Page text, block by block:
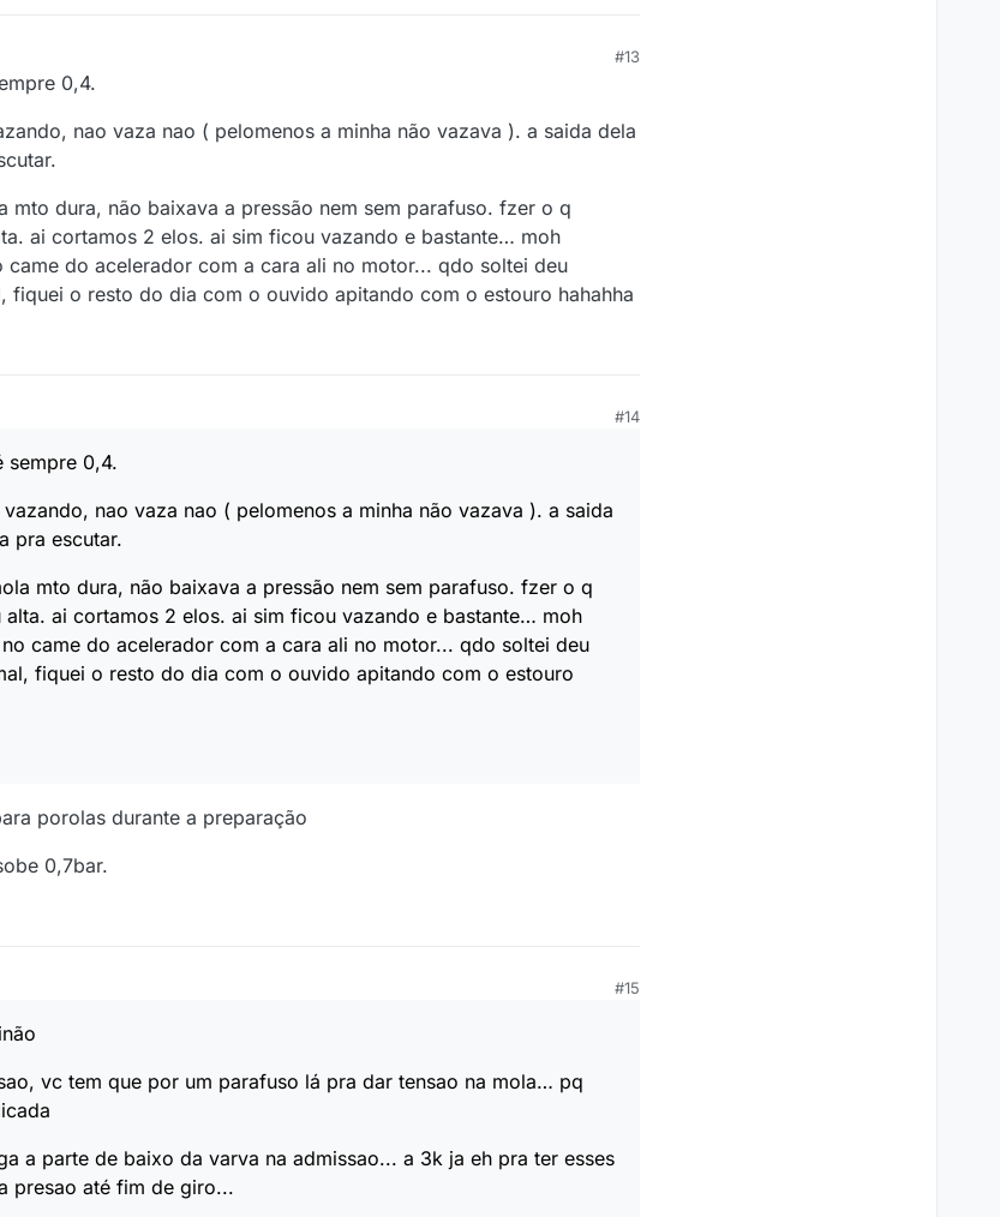
#13
0,4.
nao vaza nao ( pelomenos a minha não vazava ). a saida dela
mto dura, não baixava a pressão nem sem parafuso. fzer o q
ai cortamos 2 elos. ai sim ficou vazando e bastante… moh
do acelerador com a cara ali no motor... qdo soltei deu
fiquei o resto do dia com o ouvido apitando com o estouro hahahha
#14
sempre 0,4.
nao vaza nao ( pelomenos a minha não vazava ). a saida
pra escutar.
mto dura, não baixava a pressão nem sem parafuso. fzer o q
ai cortamos 2 elos. ai sim ficou vazando e bastante… moh
came do acelerador com a cara ali no motor... qdo soltei deu
fiquei o resto do dia com o ouvido apitando com o estouro
porolas durante a preparação
0,7bar.
#15
vc tem que por um parafuso lá pra dar tensao na mola… pq
a parte de baixo da varva na admissao... a 3k ja eh pra ter esses
presao até fim de giro...